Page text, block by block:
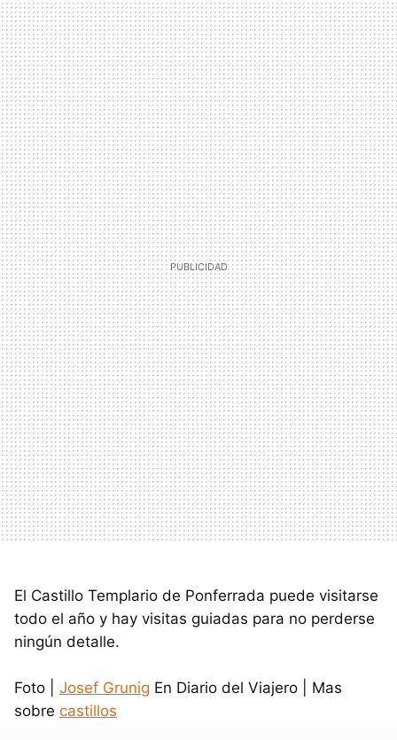
El Castillo Templario de Ponferrada puede visitarse
todo el año y hay visitas guiadas para no perderse
ningún detalle.
Foto | Josef Grunig En Diario del Viajero | Mas
sobre castillos